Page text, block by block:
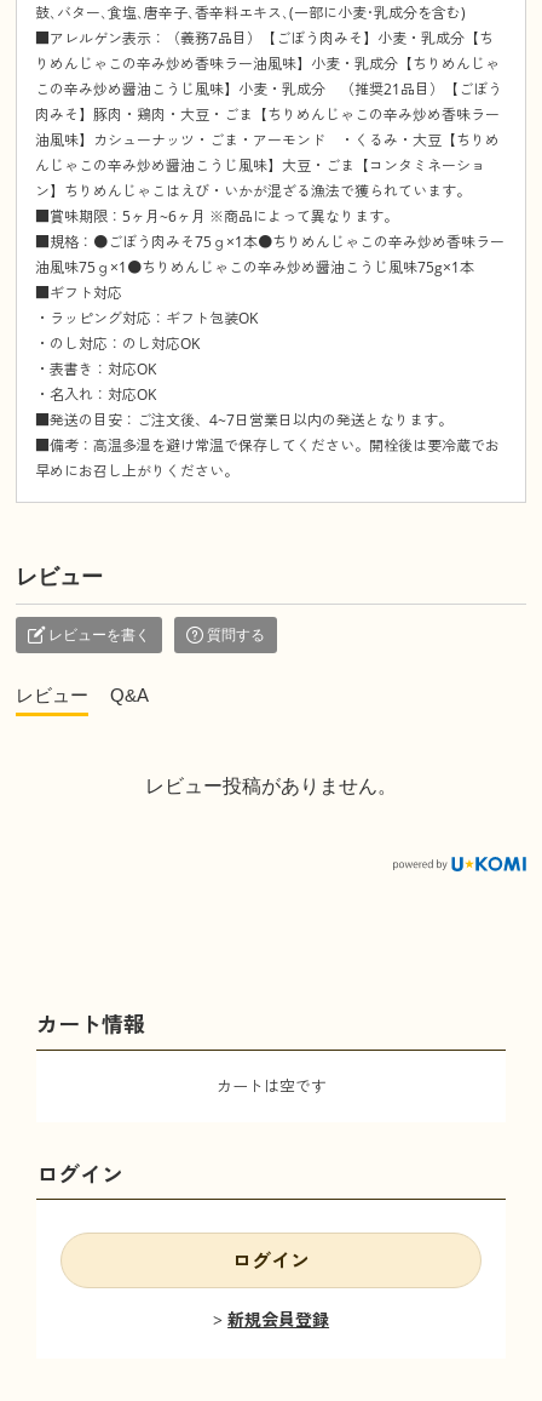
鼓､バター､食塩､唐辛子､香辛料エキス､(一部に小麦･乳成分を含む)
■アレルゲン表示：（義務7品目）【ごぼう肉みそ】小麦・乳成分【ち
りめんじゃこの辛み炒め香味ラー油風味】小麦・乳成分【ちりめんじゃ
この辛み炒め醤油こうじ風味】小麦・乳成分 （推奨21品目）【ごぼう
肉みそ】豚肉・鶏肉・大豆・ごま【ちりめんじゃこの辛み炒め香味ラー
油風味】カシューナッツ・ごま・アーモンド ・くるみ・大豆【ちりめ
んじゃこの辛み炒め醤油こうじ風味】大豆・ごま【コンタミネーショ
ン】ちりめんじゃこはえび・いかが混ざる漁法で獲られています。
■賞味期限：5ヶ月~6ヶ月 ※商品によって異なります。
■規格：●ごぼう肉みそ75ｇ×1本●ちりめんじゃこの辛み炒め香味ラー
油風味75ｇ×1●ちりめんじゃこの辛み炒め醤油こうじ風味75g×1本
■ギフト対応
・ラッピング対応：ギフト包装OK
・のし対応：のし対応OK
・表書き：対応OK
・名入れ：対応OK
■発送の目安：ご注文後、4~7日営業日以内の発送となります。
■備考：高温多湿を避け常温で保存してください。開栓後は要冷蔵でお
早めにお召し上がりください。
レビュー
レビューを書く 質問する
レビュー Q&A
レビュー投稿がありません。
カート情報
カートは空です
ログイン
ログイン
新規会員登録